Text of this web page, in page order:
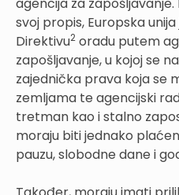
svoj propis, Europska
Direktivu2 oradu putem
zapošljavanje, u kojoj se
zajednička prava koja se
zemljama te agencijski
tretman kao i stalno
moraju biti jednako
pauzu, slobodne dane i